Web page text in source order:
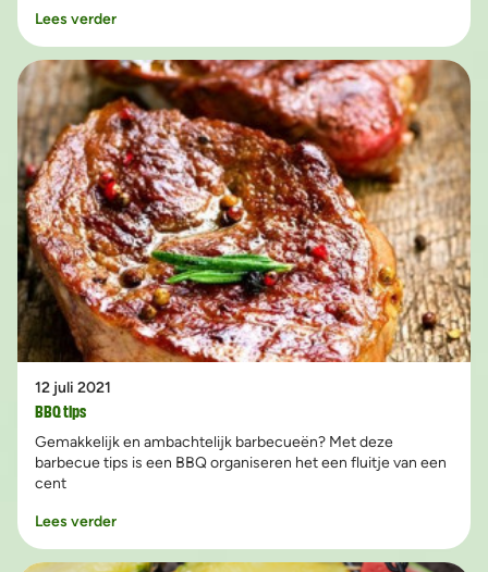
een BBQ in de tuin is altijd een goed idee. Bij De Barbecue
Boer hebben we al talloze tuinfeesten georganiseerd, daarom
delen wij hieronder de beste tips en ideeën om er een
heerlijke avond van te maken.
Lees verder
12 juli 2021
BBQ tips
Gemakkelijk en ambachtelijk barbecueën? Met deze
barbecue tips is een BBQ organiseren het een fluitje van een
cent
Lees verder